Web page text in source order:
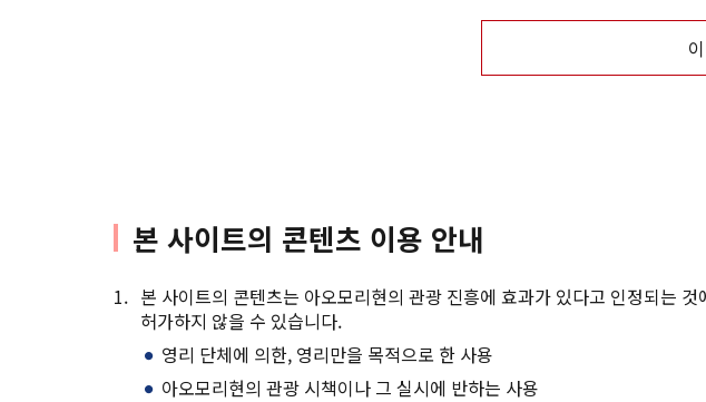
본 사이트의 콘텐츠 이용 안내
본 사이트의 콘텐츠는 아오모리현의 관광 진흥에 효과가 있다고 인정되는
허가하지 않을 수 있습니다.
영리 단체에 의한, 영리만을 목적으로 한 사용
아오모리현의 관광 시책이나 그 실시에 반하는 사용